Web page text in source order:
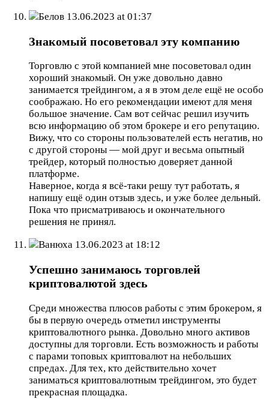
Белов 13.06.2023 at 01:37
Знакомый посоветовал эту компанию
Торговлю с этой компанией мне посоветовал один
хороший знакомый. Он уже довольно давно
занимается трейдингом, а я в этом деле ещё не особо
соображаю. Но его рекомендации имеют для меня
большое значение. Сам вот сейчас решил изучить
всю информацию об этом брокере и его репутацию.
Вижу, что со стороны пользователей есть негатив, но
с другой стороны — мой друг и весьма опытный
трейдер, который полностью доверяет данной
платформе.
Наверное, когда я всё-таки решу тут работать, я
напишу ещё один отзыв здесь, и уже более дельный.
Пока что присматриваюсь и окончательного
решения не принял.
Ванюха 13.06.2023 at 18:12
Успешно занимаюсь торговлей
криптовалютой здесь
Среди множества плюсов работы с этим брокером, я
бы в первую очередь отметил инструменты
криптовалютного рынка. Довольно много активов
доступны для торговли. Есть возможность и работы
с парами топовых криптовалют на небольших
спредах. Для тех, кто действительно хочет
заниматься криптовалютным трейдингом, это будет
прекрасная площадка.